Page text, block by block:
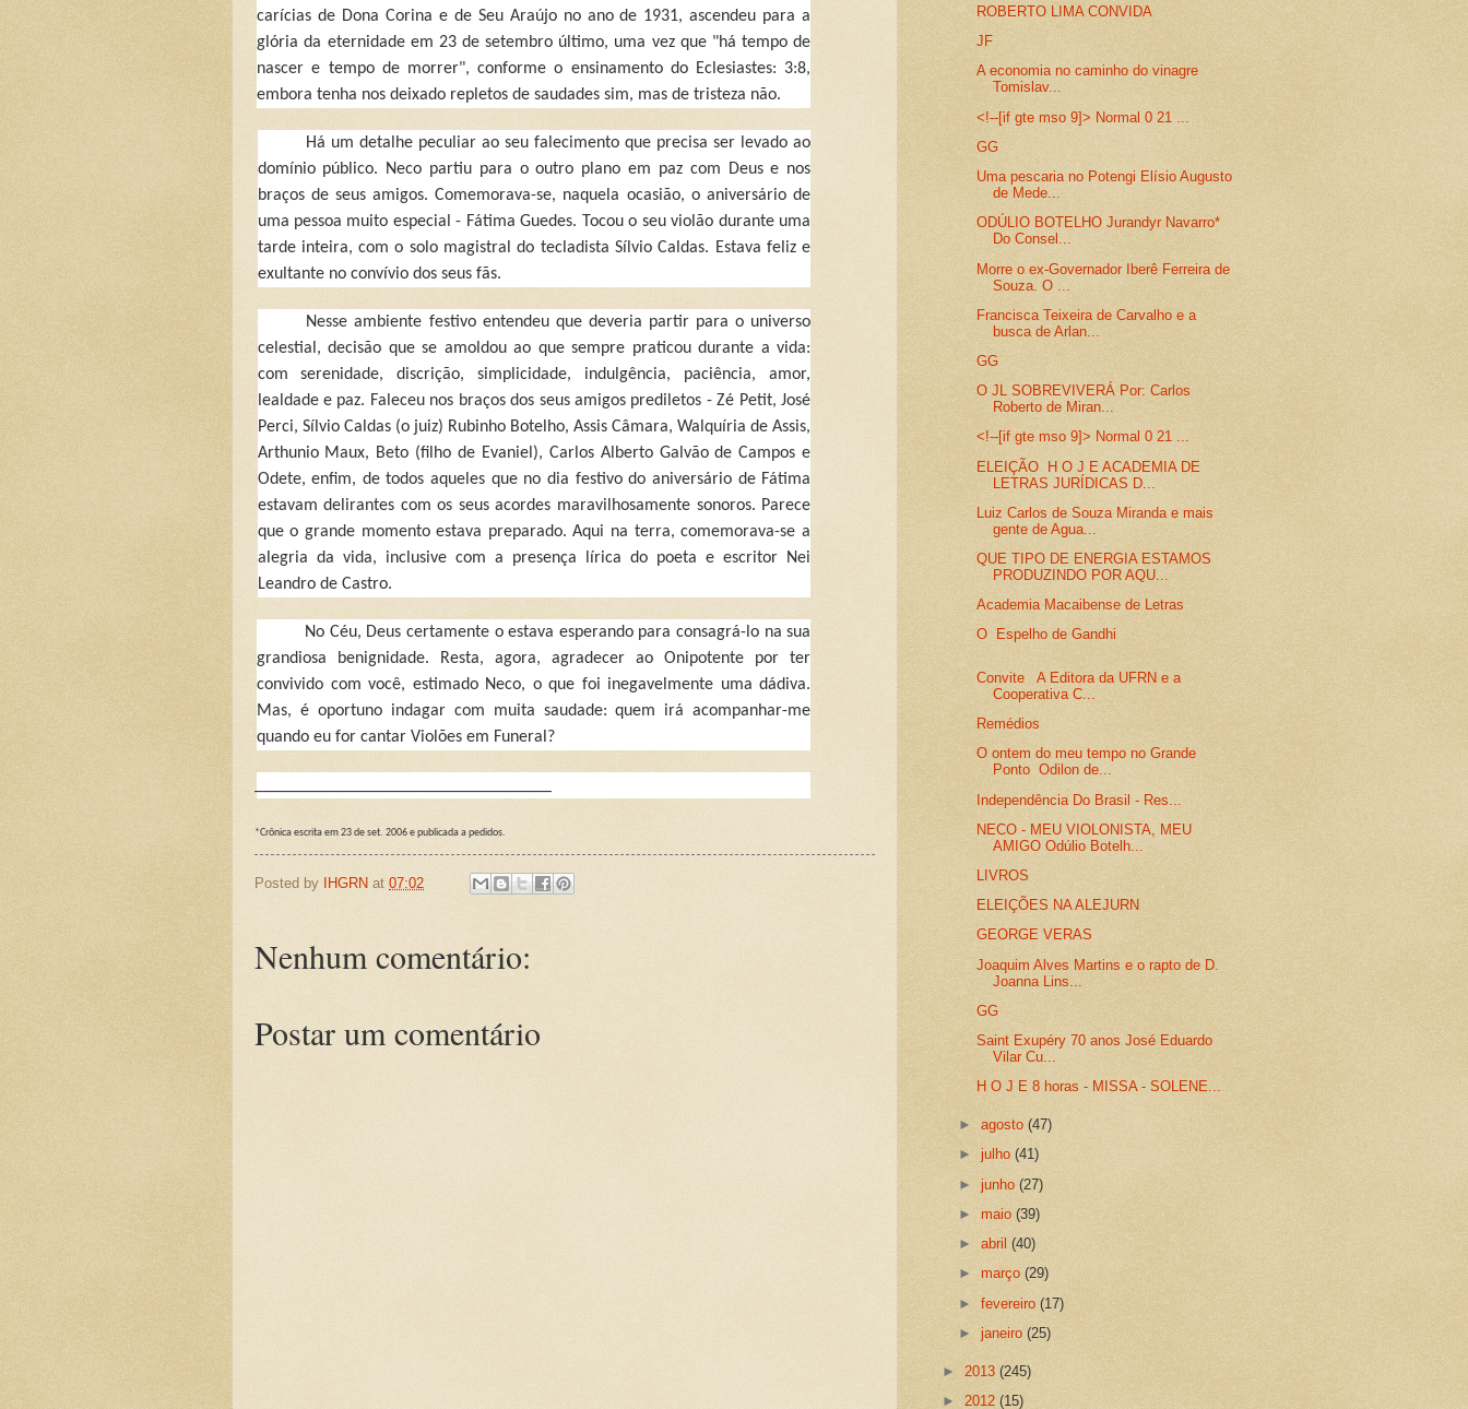
carícias de Dona Corina e de Seu Araújo no ano de 1931, ascendeu para a
glória da eternidade em 23 de setembro último, uma vez que "há tempo de
nascer e tempo de morrer", conforme o ensinamento do Eclesiastes: 3:8,
embora tenha nos deixado repletos de saudades sim, mas de tristeza não.
Há um detalhe peculiar ao seu falecimento que precisa ser levado ao
domínio público. Neco partiu para o outro plano em paz com Deus e nos
braços de seus amigos. Comemorava-se, naquela ocasião, o aniversário de
uma pessoa muito especial - Fátima Guedes. Tocou o seu violão durante uma
tarde inteira, com o solo magistral do tecladista Sílvio Caldas. Estava feliz e
exultante no convívio dos seus fãs.
Nesse ambiente festivo entendeu que deveria partir para o universo
celestial, decisão que se amoldou ao que sempre praticou durante a vida:
com serenidade, discrição, simplicidade, indulgência, paciência, amor,
lealdade e paz. Faleceu nos braços dos seus amigos prediletos - Zé Petit, José
Perci, Sílvio Caldas (o juiz) Rubinho Botelho, Assis Câmara, Walquíria de Assis,
Arthunio Maux, Beto (filho de Evaniel), Carlos Alberto Galvão de Campos e
Odete, enfim, de todos aqueles que no dia festivo do aniversário de Fátima
estavam delirantes com os seus acordes maravilhosamente sonoros. Parece
que o grande momento estava preparado. Aqui na terra, comemorava-se a
alegria da vida, inclusive com a presença lírica do poeta e escritor Nei
Leandro de Castro.
No Céu, Deus certamente o estava esperando para consagrá-lo na sua
grandiosa benignidade. Resta, agora, agradecer ao Onipotente por ter
convivido com você, estimado Neco, o que foi inegavelmente uma dádiva.
Mas, é oportuno indagar com muita saudade: quem irá acompanhar-me
quando eu for cantar Violões em Funeral?
*Crônica escrita em 23 de set. 2006 e publicada a pedidos.
Posted by IHGRN at 07:02
Nenhum comentário:
Postar um comentário
ROBERTO LIMA CONVIDA
JF
A economia no caminho do vinagre
Tomislav...
<!--[if gte mso 9]> Normal 0 21 ...
GG
Uma pescaria no Potengi Elísio Augusto
de Mede...
ODÚLIO BOTELHO Jurandyr Navarro*
Do Consel...
Morre o ex-Governador Iberê Ferreira de
Souza. O ...
Francisca Teixeira de Carvalho e a
busca de Arlan...
GG
O JL SOBREVIVERÁ Por: Carlos
Roberto de Miran...
<!--[if gte mso 9]> Normal 0 21 ...
ELEIÇÃO H O J E ACADEMIA DE
LETRAS JURÍDICAS D...
Luiz Carlos de Souza Miranda e mais
gente de Agua...
QUE TIPO DE ENERGIA ESTAMOS
PRODUZINDO POR AQU...
Academia Macaibense de Letras
O Espelho de Gandhi
Convite A Editora da UFRN e a
Cooperativa C...
Remédios
O ontem do meu tempo no Grande
Ponto Odilon de...
Independência Do Brasil - Res...
NECO - MEU VIOLONISTA, MEU
AMIGO Odúlio Botelh...
LIVROS
ELEIÇÕES NA ALEJURN
GEORGE VERAS
Joaquim Alves Martins e o rapto de D.
Joanna Lins...
GG
Saint Exupéry 70 anos José Eduardo
Vilar Cu...
H O J E 8 horas - MISSA - SOLENE...
►agosto(47)
►julho(41)
►junho(27)
► maio(39)
►abril(40)
►março(29)
►fevereiro(17)
►janeiro(25)
► 2013 (245)
► 2012 (15)